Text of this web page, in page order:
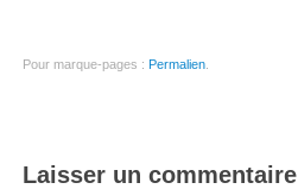
Pour marque-pages : Permalien.
Laisser un commentaire